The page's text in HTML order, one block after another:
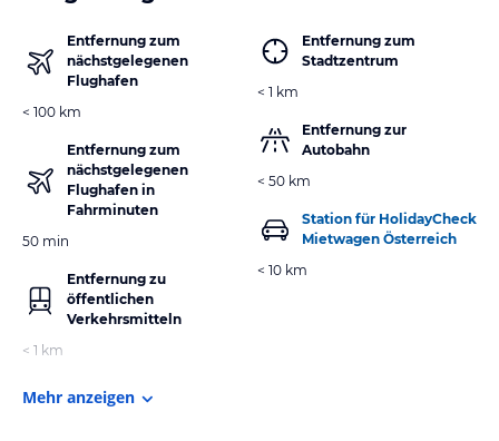
Entfernung zum
nächstgelegenen
Flughafen
< 100 km
Entfernung zum
nächstgelegenen
Flughafen in
Fahrminuten
50 min
Entfernung zu
öffentlichen
Verkehrsmitteln
< 1 km
Entfernung zum
Stadtzentrum
< 1 km
Entfernung zur
Autobahn
< 50 km
Station für HolidayCheck
Mietwagen Österreich
< 10 km
Mehr anzeigen